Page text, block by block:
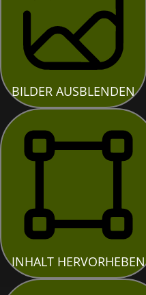
BILDER AUSBLENDEN
INHALT HERVORHEBEN